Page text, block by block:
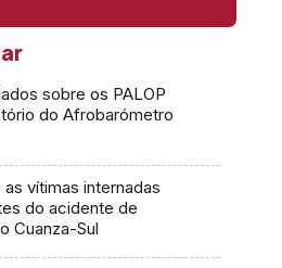
sobre os PALOP
do Afrobarómetro
as vítimas internadas
do acidente de
Cuanza-Sul